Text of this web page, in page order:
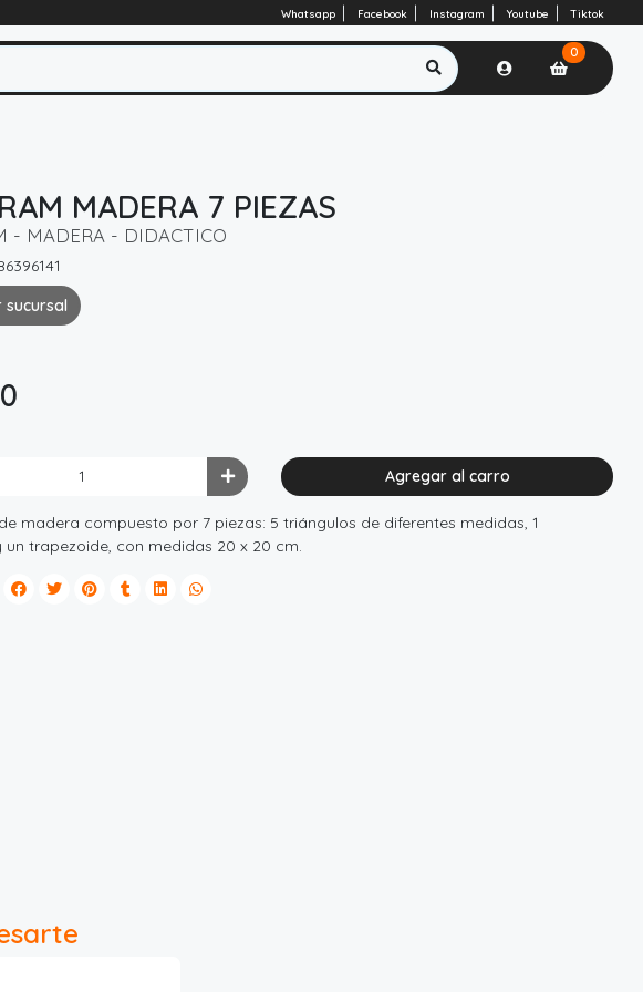
Whatsapp Facebook Instagram Youtube Tiktok
0
MADERA 7 PIEZAS
- MADERA - DIDACTICO
sucursal
Agregar al carro
madera compuesto por 7 piezas: 5 triángulos de diferentes medidas, 1
trapezoide, con medidas 20 x 20 cm.